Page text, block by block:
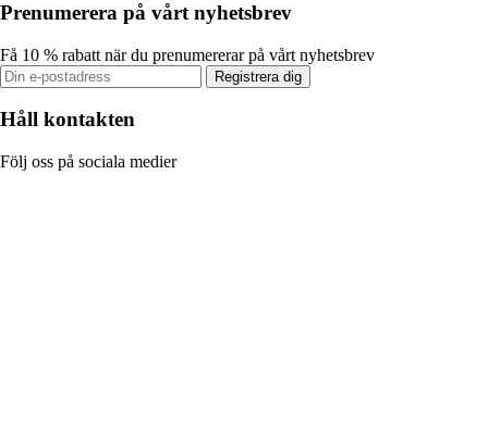
Prenumerera på vårt nyhetsbrev
Få 10 % rabatt när du prenumererar på vårt nyhetsbrev
Registrera dig
Håll kontakten
Följ oss på sociala medier